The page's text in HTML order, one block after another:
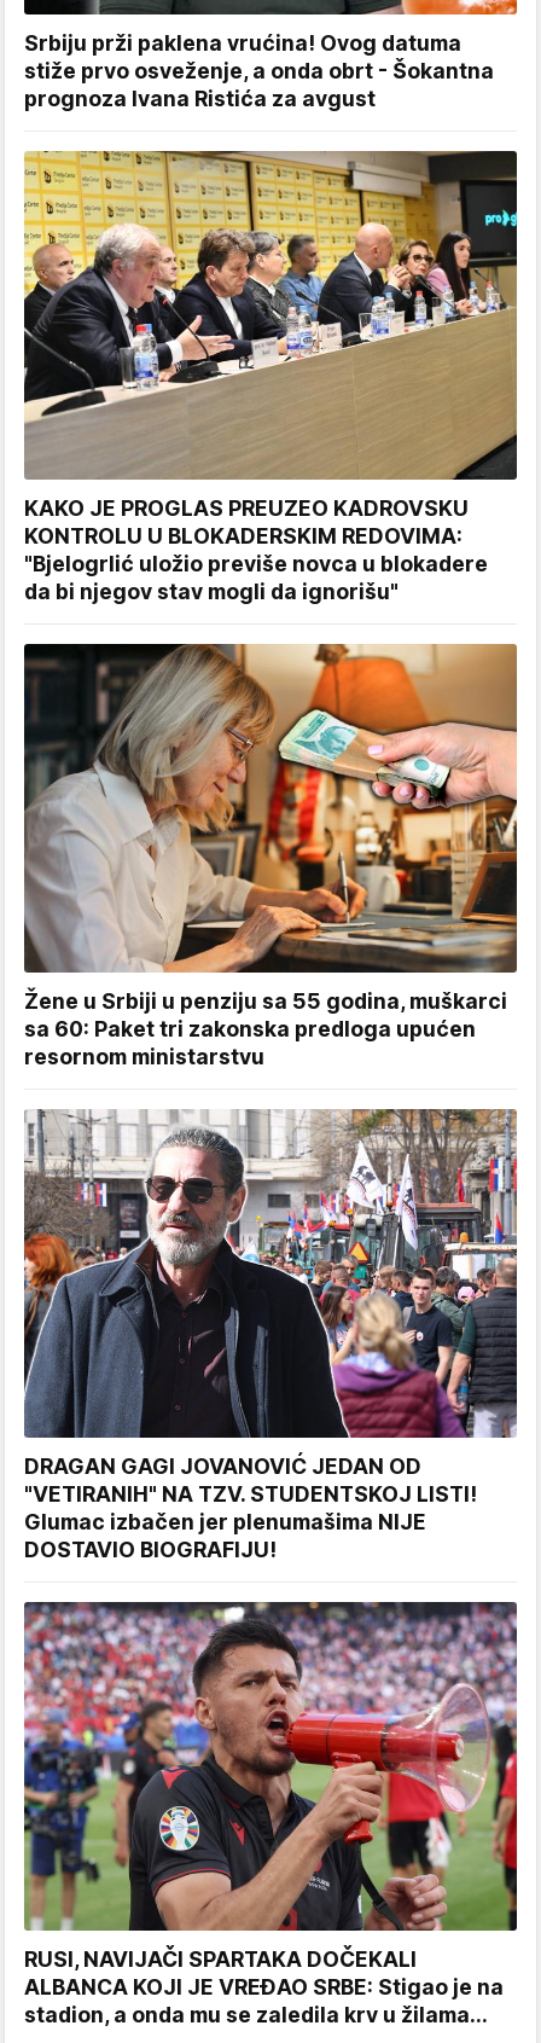
Srbiju prži paklena vrućina! Ovog datuma
stiže prvo osveženje, a onda obrt - Šokantna
prognoza Ivana Ristića za avgust
KAKO JE PROGLAS PREUZEO KADROVSKU
KONTROLU U BLOKADERSKIM REDOVIMA:
"Bjelogrlić uložio previše novca u blokadere
da bi njegov stav mogli da ignorišu"
Žene u Srbiji u penziju sa 55 godina, muškarci
sa 60: Paket tri zakonska predloga upućen
resornom ministarstvu
DRAGAN GAGI JOVANOVIĆ JEDAN OD
"VETIRANIH" NA TZV. STUDENTSKOJ LISTI!
Glumac izbačen jer plenumašima NIJE
DOSTAVIO BIOGRAFIJU!
RUSI, NAVIJAČI SPARTAKA DOČEKALI
ALBANCA KOJI JE VREĐAO SRBE: Stigao je na
stadion, a onda mu se zaledila krv u žilama...